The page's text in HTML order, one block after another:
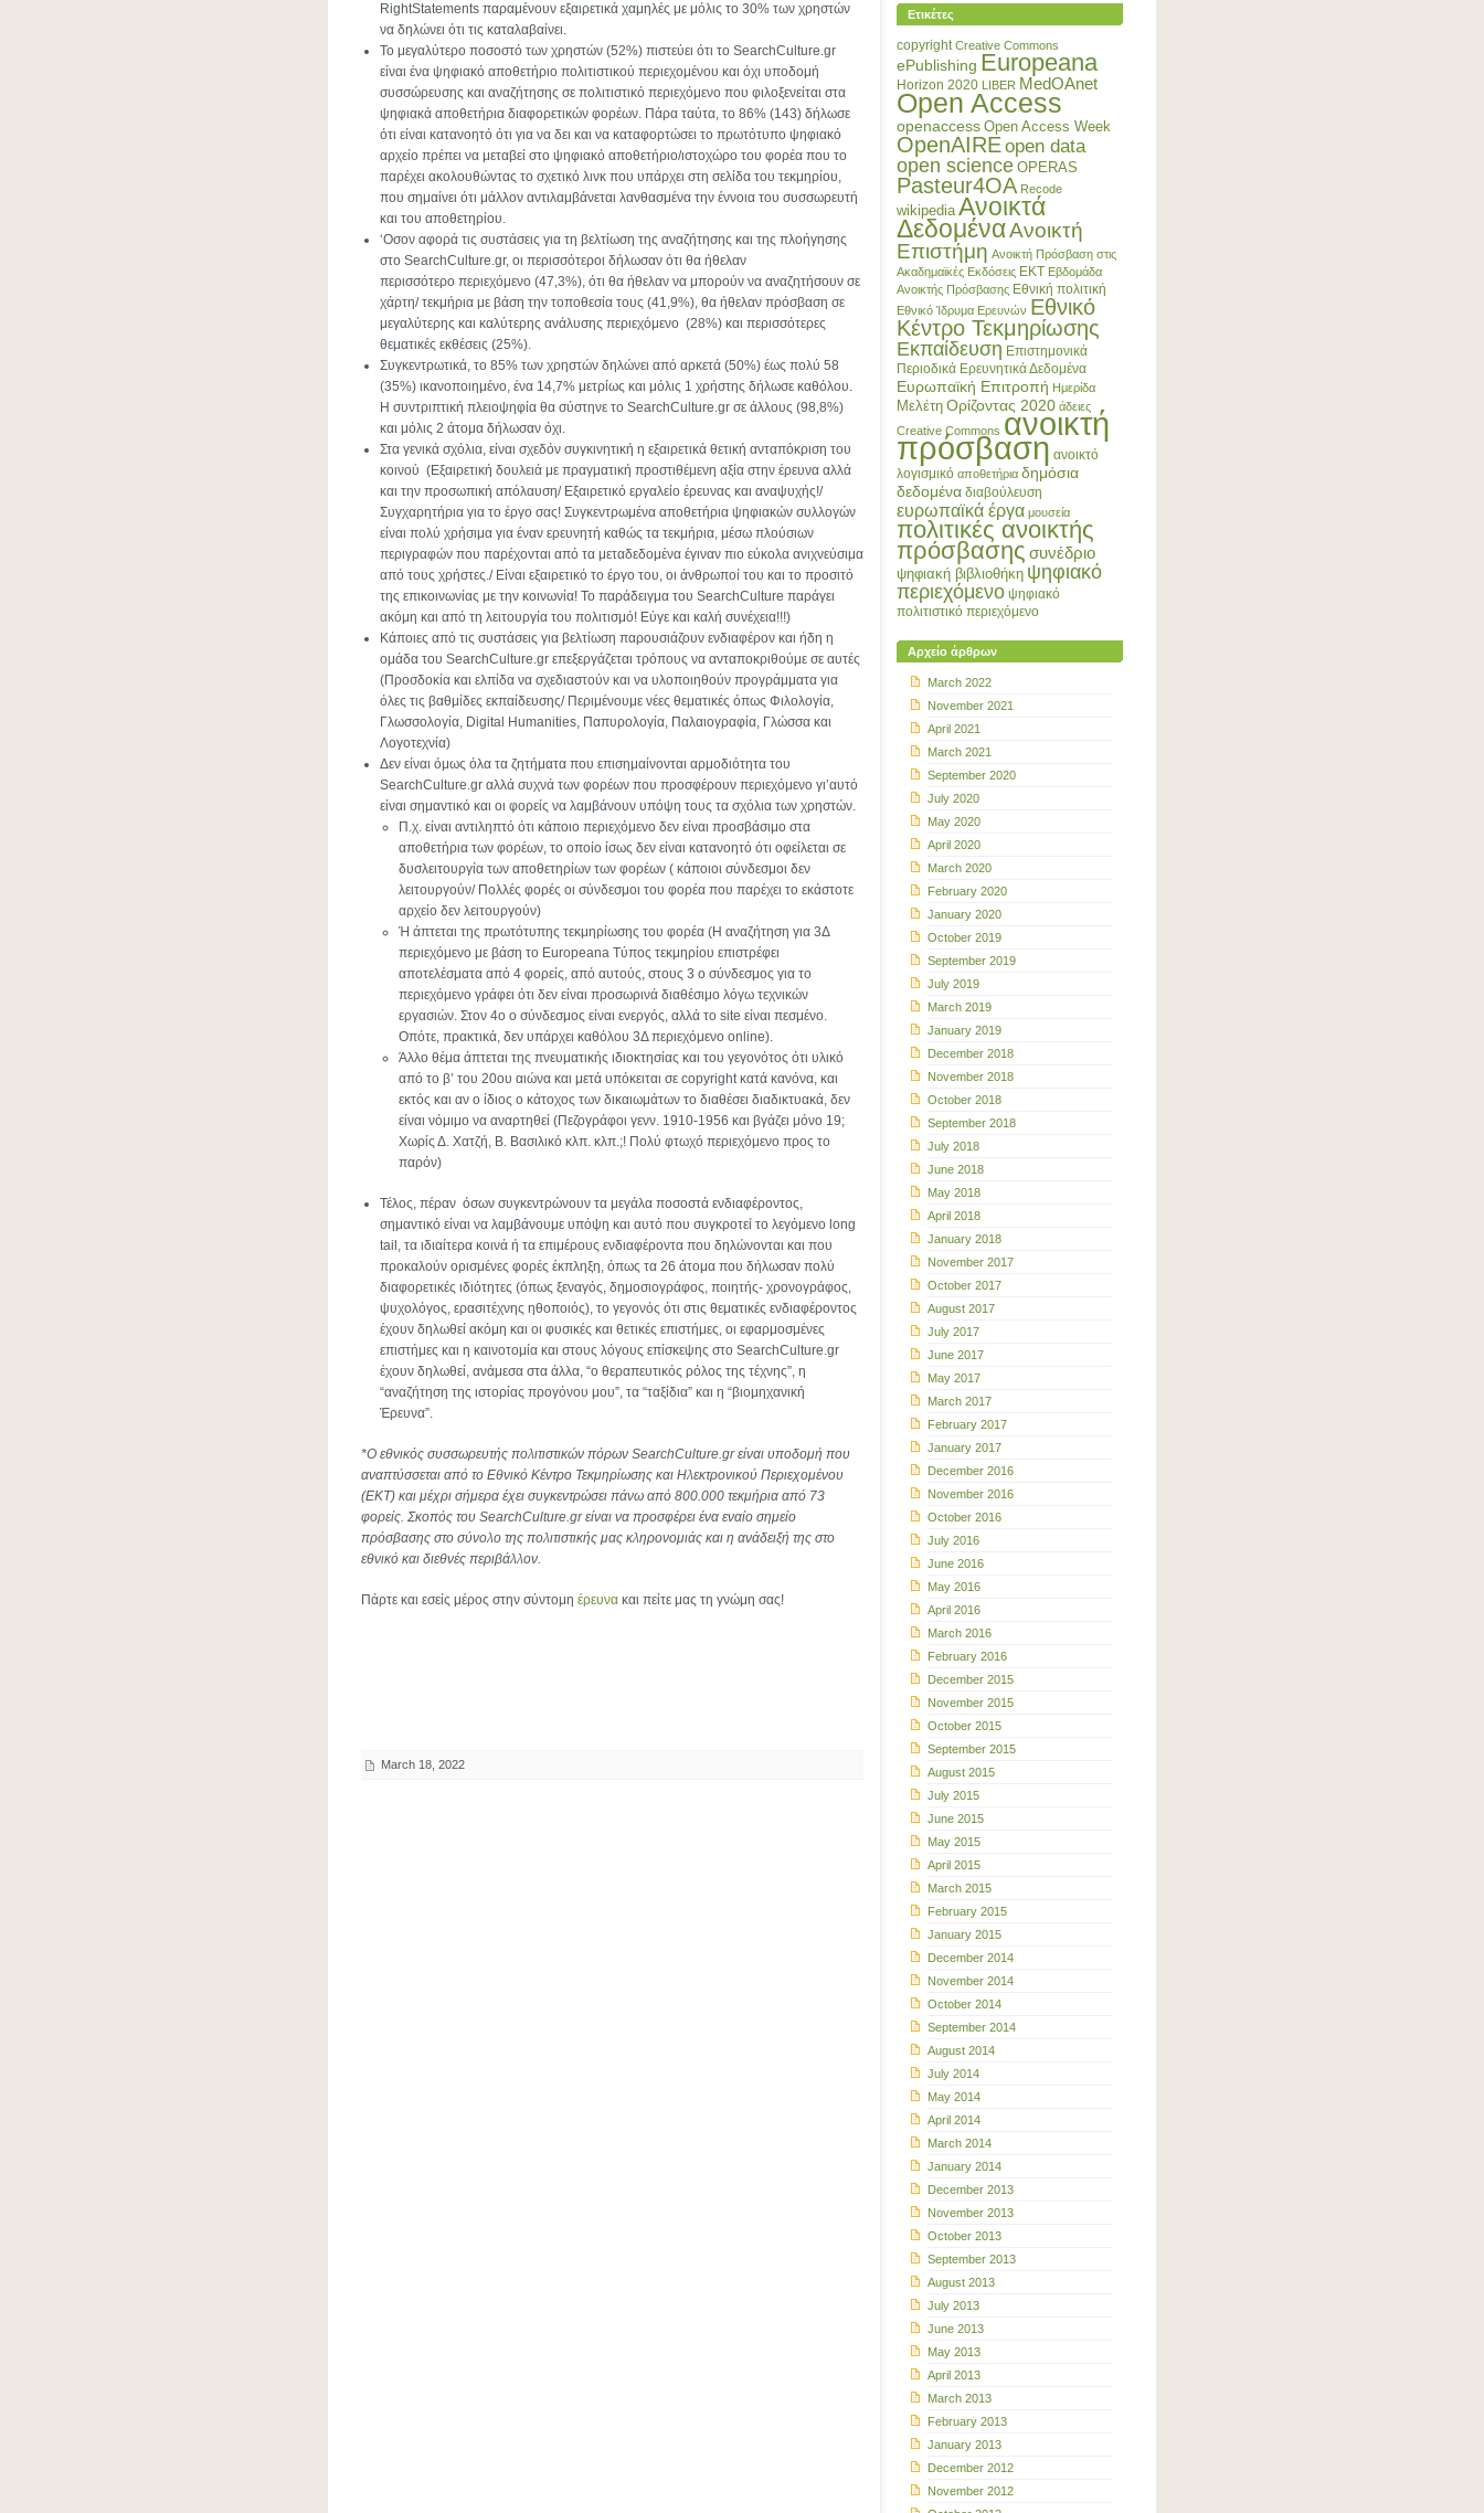
RightStatements παραμένουν εξαιρετικά χαμηλές με μόλις το 30% των χρηστών
να δηλώνει ότι τις καταλαβαίνει.
Το μεγαλύτερο ποσοστό των χρηστών (52%) πιστεύει ότι το SearchCulture.gr
είναι ένα ψηφιακό αποθετήριο πολιτιστικού περιεχομένου και όχι υποδομή
συσσώρευσης και αναζήτησης σε πολιτιστικό περιεχόμενο που φιλοξενείται στα
ψηφιακά αποθετήρια διαφορετικών φορέων. Πάρα ταύτα, το 86% (143) δήλωσε
ότι είναι κατανοητό ότι για να δει και να καταφορτώσει το πρωτότυπο ψηφιακό
αρχείο πρέπει να μεταβεί στο ψηφιακό αποθετήριο/ιστοχώρο του φορέα που το
παρέχει ακολουθώντας το σχετικό λινκ που υπάρχει στη σελίδα του τεκμηρίου,
που σημαίνει ότι μάλλον αντιλαμβάνεται λανθασμένα την έννοια του συσσωρευτή
και του αποθετηρίου.
‘Οσον αφορά τις συστάσεις για τη βελτίωση της αναζήτησης και της πλοήγησης
στο SearchCulture.gr, οι περισσότεροι δήλωσαν ότι θα ήθελαν
περισσότερο περιεχόμενο (47,3%), ότι θα ήθελαν να μπορούν να αναζητήσουν σε
χάρτη/ τεκμήρια με βάση την τοποθεσία τους (41,9%), θα ήθελαν πρόσβαση σε
μεγαλύτερης και καλύτερης ανάλυσης περιεχόμενο (28%) και περισσότερες
θεματικές εκθέσεις (25%).
Συγκεντρωτικά, το 85% των χρηστών δηλώνει από αρκετά (50%) έως πολύ 58
(35%) ικανοποιημένο, ένα 14,7% μετρίως και μόλις 1 χρήστης δήλωσε καθόλου.
Η συντριπτική πλειοψηφία θα σύστηνε το SearchCulture.gr σε άλλους (98,8%)
και μόλις 2 άτομα δήλωσαν όχι.
Στα γενικά σχόλια, είναι σχεδόν συγκινητική η εξαιρετικά θετική ανταπόκριση του
κοινού (Εξαιρετική δουλειά με πραγματική προστιθέμενη αξία στην έρευνα αλλά
και την προσωπική απόλαυση/ Εξαιρετικό εργαλείο έρευνας και αναψυχής!/
Συγχαρητήρια για το έργο σας! Συγκεντρωμένα αποθετήρια ψηφιακών συλλογών
είναι πολύ χρήσιμα για έναν ερευνητή καθώς τα τεκμήρια, μέσω πλούσιων
περιγραφών που παρέχονται από τα μεταδεδομένα έγιναν πιο εύκολα ανιχνεύσιμα
από τους χρήστες./ Είναι εξαιρετικό το έργο του, οι άνθρωποί του και το προσιτό
της επικοινωνίας με την κοινωνία! Το παράδειγμα του SearchCulture παράγει
ακόμη και από τη λειτουργία του πολιτισμό! Εύγε και καλή συνέχεια!!!)
Κάποιες από τις συστάσεις για βελτίωση παρουσιάζουν ενδιαφέρον και ήδη η
ομάδα του SearchCulture.gr επεξεργάζεται τρόπους να ανταποκριθούμε σε αυτές
(Προσδοκία και ελπίδα να σχεδιαστούν και να υλοποιηθούν προγράμματα για
όλες τις βαθμίδες εκπαίδευσης/ Περιμένουμε νέες θεματικές όπως Φιλολογία,
Γλωσσολογία, Digital Humanities, Παπυρολογία, Παλαιογραφία, Γλώσσα και
Λογοτεχνία)
Δεν είναι όμως όλα τα ζητήματα που επισημαίνονται αρμοδιότητα του
SearchCulture.gr αλλά συχνά των φορέων που προσφέρουν περιεχόμενο γι’αυτό
είναι σημαντικό και οι φορείς να λαμβάνουν υπόψη τους τα σχόλια των χρηστών.
Π.χ. είναι αντιληπτό ότι κάποιο περιεχόμενο δεν είναι προσβάσιμο στα
αποθετήρια των φορέων, το οποίο ίσως δεν είναι κατανοητό ότι οφείλεται σε
δυσλειτουργία των αποθετηρίων των φορέων ( κάποιοι σύνδεσμοι δεν
λειτουργούν/ Πολλές φορές οι σύνδεσμοι του φορέα που παρέχει το εκάστοτε
αρχείο δεν λειτουργούν)
Ή άπτεται της πρωτότυπης τεκμηρίωσης του φορέα (Η αναζήτηση για 3Δ
περιεχόμενο με βάση το Europeana Tύπος τεκμηρίου επιστρέφει
αποτελέσματα από 4 φορείς, από αυτούς, στους 3 ο σύνδεσμος για το
περιεχόμενο γράφει ότι δεν είναι προσωρινά διαθέσιμο λόγω τεχνικών
εργασιών. Στον 4ο ο σύνδεσμος είναι ενεργός, αλλά το site είναι πεσμένο.
Οπότε, πρακτικά, δεν υπάρχει καθόλου 3Δ περιεχόμενο online).
Άλλο θέμα άπτεται της πνευματικής ιδιοκτησίας και του γεγονότος ότι υλικό
από το β’ του 20ου αιώνα και μετά υπόκειται σε copyright κατά κανόνα, και
εκτός και αν ο ίδιος ο κάτοχος των δικαιωμάτων το διαθέσει διαδικτυακά, δεν
είναι νόμιμο να αναρτηθεί (Πεζογράφοι γενν. 1910-1956 και βγάζει μόνο 19;
Χωρίς Δ. Χατζή, Β. Βασιλικό κλπ. κλπ.;! Πολύ φτωχό περιεχόμενο προς το
παρόν)
Τέλος, πέραν όσων συγκεντρώνουν τα μεγάλα ποσοστά ενδιαφέροντος,
σημαντικό είναι να λαμβάνουμε υπόψη και αυτό που συγκροτεί το λεγόμενο long
tail, τα ιδιαίτερα κοινά ή τα επιμέρους ενδιαφέροντα που δηλώνονται και που
προκαλούν ορισμένες φορές έκπληξη, όπως τα 26 άτομα που δήλωσαν πολύ
διαφορετικές ιδιότητες (όπως ξεναγός, δημοσιογράφος, ποιητής- χρονογράφος,
ψυχολόγος, ερασιτέχνης ηθοποιός), το γεγονός ότι στις θεματικές ενδιαφέροντος
έχουν δηλωθεί ακόμη και οι φυσικές και θετικές επιστήμες, οι εφαρμοσμένες
επιστήμες και η καινοτομία και στους λόγους επίσκεψης στο SearchCulture.gr
έχουν δηλωθεί, ανάμεσα στα άλλα, “ο θεραπευτικός ρόλος της τέχνης”, η
“αναζήτηση της ιστορίας προγόνου μου”, τα “ταξίδια” και η “βιομηχανική
Έρευνα”.
*Ο εθνικός συσσωρευτής πολιτιστικών πόρων SearchCulture.gr είναι υποδομή που
αναπτύσσεται από το Εθνικό Κέντρο Τεκμηρίωσης και Ηλεκτρονικού Περιεχομένου
(ΕΚΤ) και μέχρι σήμερα έχει συγκεντρώσει πάνω από 800.000 τεκμήρια από 73
φορείς. Σκοπός του SearchCulture.gr είναι να προσφέρει ένα εναίο σημείο
πρόσβασης στο σύνολο της πολιτιστικής μας κληρονομιάς και η ανάδειξή της στο
εθνικό και διεθνές περιβάλλον.
Πάρτε και εσείς μέρος στην σύντομη έρευνα και πείτε μας τη γνώμη σας!
March 18, 2022
Ετικέτες
copyright Creative Commons
ePublishing Europeana
Horizon 2020 LIBER MedOAnet
Open Access
openaccess Open Access Week
OpenAIREopen data
open science OPERAS
Pasteur4OA Recode
wikipedia Ανοικτά
ΔεδομέναΑνοικτή
Επιστήμη Ανοικτή Πρόσβαση στις
Ακαδημαϊκές Εκδόσεις ΕΚΤ Εβδομάδα
Ανοικτής Πρόσβασης Εθνική πολιτική
Εθνικό Ίδρυμα Ερευνών Εθνικό
Κέντρο Τεκμηρίωσης
Εκπαίδευση Επιστημονικά
Περιοδικά Ερευνητικά Δεδομένα
Ευρωπαϊκή Επιτροπή Ημερίδα
Μελέτη Ορίζοντας 2020 άδειες
Creative Commons ανοικτή
πρόσβαση ανοικτό
λογισμικό αποθετήρια δημόσια
δεδομένα διαβούλευση
ευρωπαϊκά έργα μουσεία
πολιτικές ανοικτής
πρόσβασης συνέδριο
ψηφιακή βιβλιοθήκη ψηφιακό
περιεχόμενο ψηφιακό
πολιτιστικό περιεχόμενο
Αρχείο άρθρων
March 2022
November 2021
April 2021
March 2021
September 2020
July 2020
May 2020
April 2020
March 2020
February 2020
January 2020
October 2019
September 2019
July 2019
March 2019
January 2019
December 2018
November 2018
October 2018
September 2018
July 2018
June 2018
May 2018
April 2018
January 2018
November 2017
October 2017
August 2017
July 2017
June 2017
May 2017
March 2017
February 2017
January 2017
December 2016
November 2016
October 2016
July 2016
June 2016
May 2016
April 2016
March 2016
February 2016
December 2015
November 2015
October 2015
September 2015
August 2015
July 2015
June 2015
May 2015
April 2015
March 2015
February 2015
January 2015
December 2014
November 2014
October 2014
September 2014
August 2014
July 2014
May 2014
April 2014
March 2014
January 2014
December 2013
November 2013
October 2013
September 2013
August 2013
July 2013
June 2013
May 2013
April 2013
March 2013
February 2013
January 2013
December 2012
November 2012